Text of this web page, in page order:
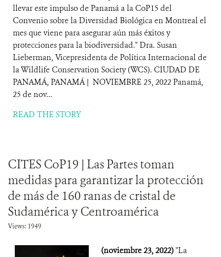
llevar este impulso de Panamá a la CoP15 del
Convenio sobre la Diversidad Biológica en Montreal el
mes que viene para asegurar aún más éxitos y
protecciones para la biodiversidad." Dra. Susan
Lieberman, Vicepresidenta de Política Internacional de
la Wildlife Conservation Society (WCS). CIUDAD DE
PANAMÁ, PANAMÁ | NOVIEMBRE 25, 2022 Panamá,
25 de nov...
READ THE STORY
CITES CoP19 | Las Partes toman
medidas para garantizar la protección
de más de 160 ranas de cristal de
Sudamérica y Centroamérica
Views: 1949
(noviembre 23, 2022)"La